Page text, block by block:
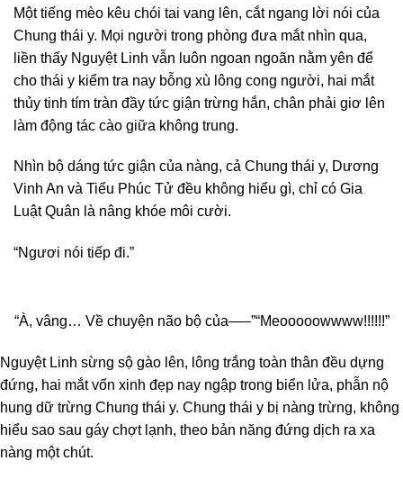
Một tiếng mèo kêu chói tai vang lên, cắt ngang lời nói của
Chung thái y. Mọi người trong phòng đưa mắt nhìn qua,
liền thấy Nguyệt Linh vẫn luôn ngoan ngoãn nằm yên để
cho thái y kiểm tra nay bỗng xù lông cong người, hai mắt
thủy tinh tím tràn đầy tức giận trừng hắn, chân phải giơ lên
làm động tác cào giữa không trung.
Nhìn bộ dáng tức giận của nàng, cả Chung thái y, Dương
Vinh An và Tiểu Phúc Tử đều không hiểu gì, chỉ có Gia
Luật Quân là nâng khóe môi cười.
“Ngươi nói tiếp đi.”
“À, vâng… Về chuyện não bộ của—–”“Meooooowwww!!!!!!”
Nguyệt Linh sừng sộ gào lên, lông trắng toàn thân đều dựng
đứng, hai mắt vốn xinh đẹp nay ngập trong biển lửa, phẫn nộ
hung dữ trừng Chung thái y. Chung thái y bị nàng trừng, không
hiểu sao sau gáy chợt lạnh, theo bản năng đứng dịch ra xa
nàng một chút.